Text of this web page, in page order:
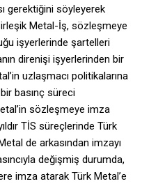
gerektiğini söyleyerek
Metal-İş, sözleşmeye
işyerlerinde şartelleri
direnişi işyerlerinden bir
uzlaşmacı politikalarına
basınç süreci
sözleşmeye imza
TİS süreçlerinde Türk
de arkasından imzayı
değişmiş durumda,
imza atarak Türk Metal’e